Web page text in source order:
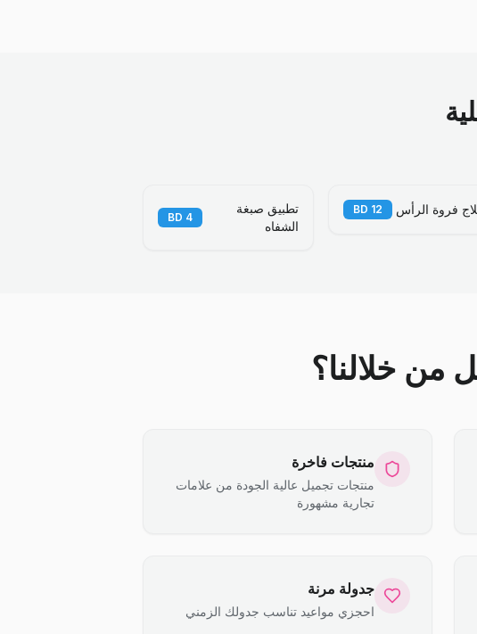
فروة الرأس 12
BD
تطبيق صبغة
الشفاه
4
BD
من خلالنا؟
منتجات فاخرة
منتجات تجميل عالية الجودة من علامات
تجارية مشهورة
جدولة مرنة
احجزي مواعيد تناسب جدولك الزمني